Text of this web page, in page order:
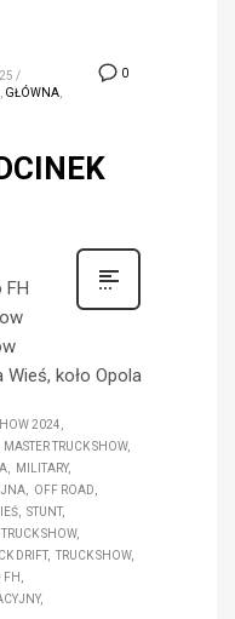
0
/
GŁÓWNA
FH
koło Opola
2024
MASTER TRUCK SHOW
MILITARY
OFF ROAD
STUNT
SHOW
DRIFT
TRUCK SHOW
FH